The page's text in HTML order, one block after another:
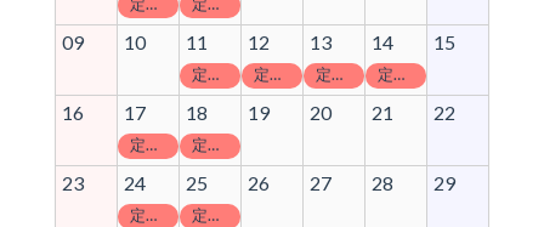
定休日 定休日
09 10 11
定休日
12
定休日
13
定休日
14
定休日
15
16 17
定休日
18
定休日
19 20 21 22
23 24
定休日
25
定休日
26 27 28 29